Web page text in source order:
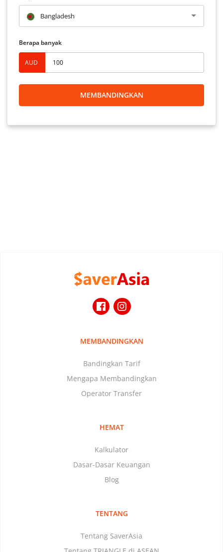
Bangladesh
Berapa banyak
AUD
MEMBANDINGKAN
MEMBANDINGKAN
Bandingkan Tarif
Mengapa Membandingkan
Operator Transfer
HEMAT
Kalkulator
Dasar-Dasar Keuangan
Blog
TENTANG
Tentang SaverAsia